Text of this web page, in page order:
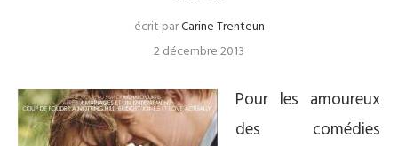
écrit parCarine Trenteun
2 décembre 2013
Pour les amoureux
des comédies